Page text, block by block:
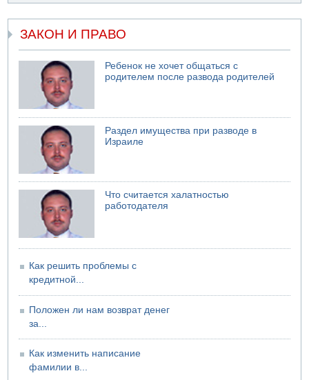
ЗАКОН И ПРАВО
Ребенок не хочет общаться с
родителем после развода родителей
Раздел имущества при разводе в
Израиле
Что считается халатностью
работодателя
Как решить проблемы с
кредитной...
Положен ли нам возврат денег
за...
Как изменить написание
фамилии в...